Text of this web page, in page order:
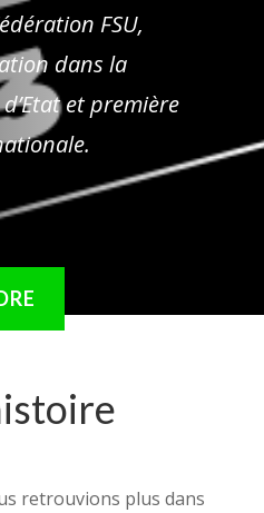
FSU,
dans la
et première
retrouvions plus dans